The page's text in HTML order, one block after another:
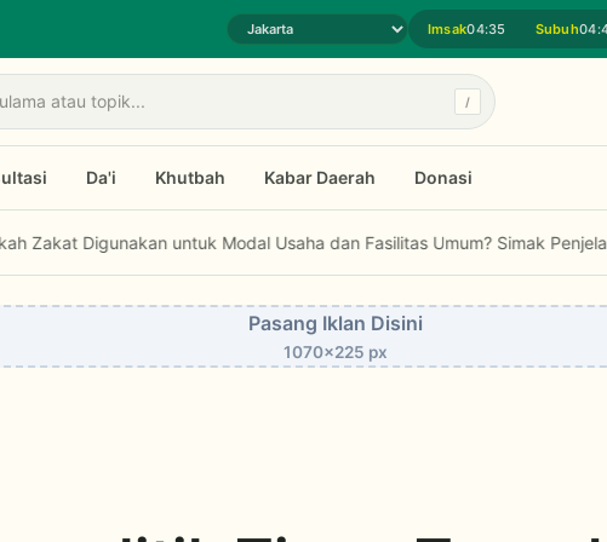
Pilih daerah jadwal sholat Imsak04:35 Subuh
/
Da'i Khutbah Kabar Daerah Donasi
untuk Modal Usaha dan Fasilitas Umum? Simak Penjelasan Fatwa
Pasang Iklan Disini
1070x225 px